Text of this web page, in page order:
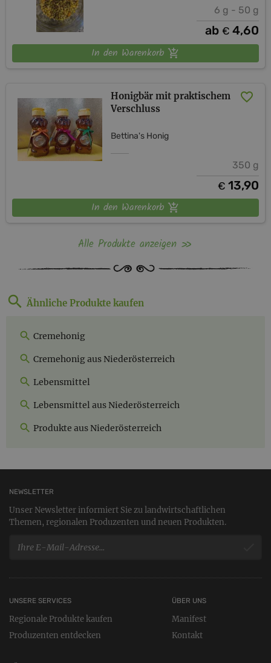
6 g - 50 g
ab € 4,60
In den Warenkorb
Honigbär mit praktischem
Verschluss
Bettina's Honig
350 g
€ 13,90
In den Warenkorb
Alle Produkte anzeigen
Ähnliche Produkte kaufen
Cremehonig
Cremehonig aus Niederösterreich
Lebensmittel
Lebensmittel aus Niederösterreich
Produkte aus Niederösterreich
NEWSLETTER
Unser Newsletter informiert Sie zu landwirtschaftlichen
Themen, regionalen Produzenten und neuen Produkten.
UNSERE SERVICES
Regionale Produkte kaufen
Produzenten entdecken
ÜBER UNS
Manifest
Kontakt